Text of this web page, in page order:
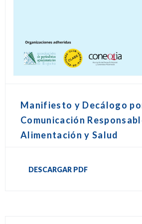
Manifiesto y Decálogo
Comunicación
Alimentación y Salud
DESCARGAR PDF